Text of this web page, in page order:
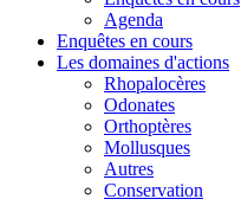
Agenda
Enquêtes en cours
Les domaines d'actions
Rhopalocères
Odonates
Orthoptères
Mollusques
Autres
Conservation